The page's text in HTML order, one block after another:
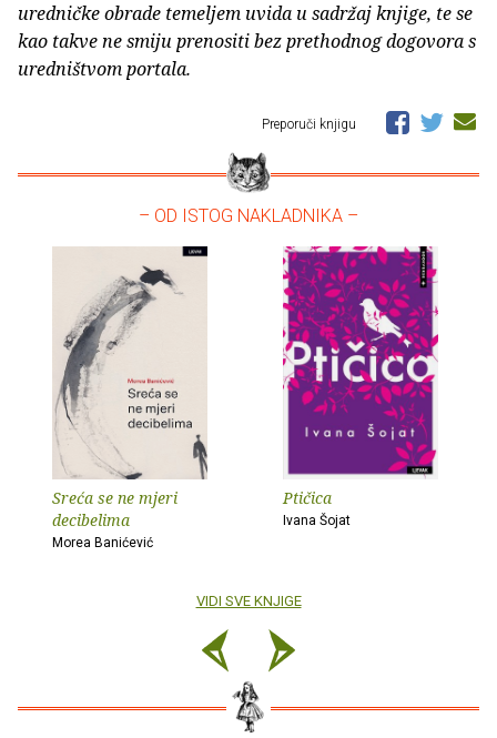
uredničke obrade temeljem uvida u sadržaj knjige, te se
kao takve ne smiju prenositi bez prethodnog dogovora s
uredništvom portala.
Preporuči knjigu
– OD ISTOG NAKLADNIKA –
Sreća se ne mjeri
decibelima
Morea Banićević
Ptičica
Ivana Šojat
VIDI SVE KNJIGE